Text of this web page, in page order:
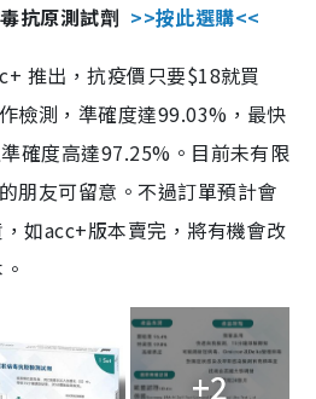
抗原測試劑 >>按此選購<<
推出，抗疫價只要$18就買
檢測，準確度達99.03%，最快
確度高達97.25%。目前未有限
朋友可留意。不過訂單預計會
如acc+版本賣完，將有機會改
+2